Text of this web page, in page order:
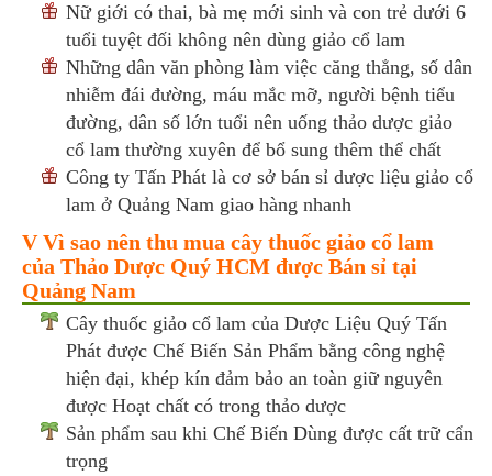
Nữ giới có thai, bà mẹ mới sinh và con trẻ dưới 6
tuổi tuyệt đối không nên dùng giảo cổ lam
Những dân văn phòng làm việc căng thẳng, số dân
nhiễm đái đường, máu mắc mỡ, người bệnh tiểu
đường, dân số lớn tuổi nên uống thảo dược giảo
cổ lam thường xuyên để bổ sung thêm thể chất
Công ty Tấn Phát là cơ sở bán sỉ dược liệu giảo cổ
lam ở Quảng Nam giao hàng nhanh
V Vì sao nên thu mua cây thuốc giảo cổ lam
của Thảo Dược Quý HCM được Bán sỉ tại
Quảng Nam
Cây thuốc giảo cổ lam của Dược Liệu Quý Tấn
Phát được Chế Biến Sản Phẩm bằng công nghệ
hiện đại, khép kín đảm bảo an toàn giữ nguyên
được Hoạt chất có trong thảo dược
Sản phẩm sau khi Chế Biến Dùng được cất trữ cẩn
trọng